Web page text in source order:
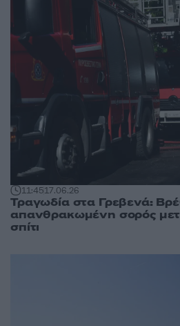
11:4517.06.26
Τραγωδία στα Γρεβενά:
απανθρακωμένη σορός
σπίτι